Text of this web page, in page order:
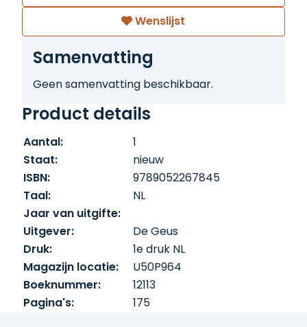
Wenslijst
Samenvatting
Geen samenvatting beschikbaar.
Product details
Aantal:
1
Staat:
nieuw
ISBN:
9789052267845
Taal:
NL
Jaar van uitgifte:
Uitgever:
De Geus
Druk:
1e druk NL
Magazijn locatie:
U50P964
Boeknummer:
12113
Pagina's:
175